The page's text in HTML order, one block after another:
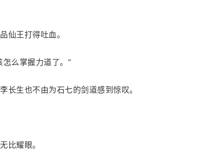
仙王打得吐血。
么掌握力道了。”
长生也不由为石七的剑道感到惊叹。
比耀眼。